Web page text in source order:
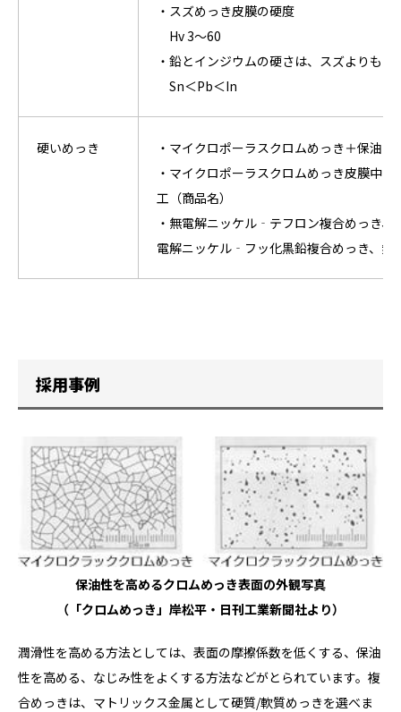
・スズめっき皮膜の硬度
Hv 3～60
・鉛とインジウムの硬さは、スズよりもさ
Sn＜Pb＜In
硬いめっき
・マイクロポーラスクロムめっき＋保油
・マイクロポーラスクロムめっき皮膜中
工（商品名）
・無電解ニッケル‐テフロン複合めっき
電解ニッケル‐フッ化黒鉛複合めっき、無
採用事例
保油性を高めるクロムめっき表面の外観写真
（「クロムめっき」岸松平・日刊工業新聞社より）
潤滑性を高める方法としては、表面の摩擦係数を低くする、保油
性を高める、なじみ性をよくする方法などがとられています。複
合めっきは、マトリックス金属として硬質/軟質めっきを選べま